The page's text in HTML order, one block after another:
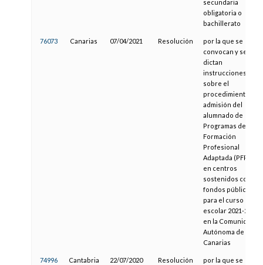
secundaria
obligatoria o
bachillerato
76073 Canarias 07/04/2021 Resolución
por la que se
convocan y se
dictan
instrucciones
sobre el
procedimiento de
admisión del
alumnado de
Programas de
Formación
Profesional
Adaptada (PFPA),
en centros
sostenidos con
fondos públicos,
para el curso
escolar 2021-2022,
en la Comunidad
Autónoma de
Canarias
74996 Cantabria 22/07/2020 Resolución
por la que se